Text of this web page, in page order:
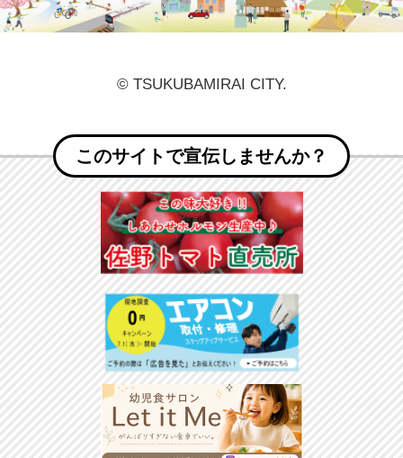
© TSUKUBAMIRAI CITY.
このサイトで宣伝しませんか？